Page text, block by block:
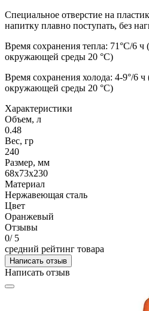
Специальное отверстие на
напитку плавно поступать, без
Время сохранения тепла: 71°С/6 ч
окружающей среды 20 °С)
Время сохранения холода: 4-9°/6 ч
окружающей среды 20 °С)
Характеристики
Объем, л
0.48
Вес, гр
240
Размер, мм
68х73х230
Материал
Нержавеющая сталь
Цвет
Оранжевый
Отзывы
0/ 5
средний рейтинг товара
Написать отзыв
Написать отзыв